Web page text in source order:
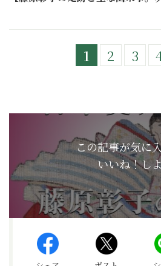
1 2 3
この記事が気に
いいね！し